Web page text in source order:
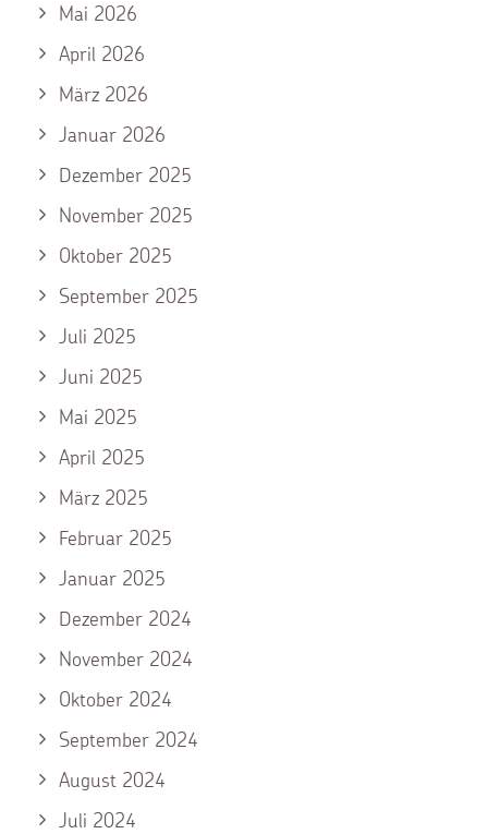
Mai 2026
April 2026
März 2026
Januar 2026
Dezember 2025
November 2025
Oktober 2025
September 2025
Juli 2025
Juni 2025
Mai 2025
April 2025
März 2025
Februar 2025
Januar 2025
Dezember 2024
November 2024
Oktober 2024
September 2024
August 2024
Juli 2024